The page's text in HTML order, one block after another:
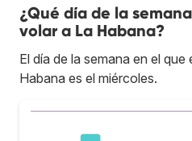
¿Qué día de la
volar a La Habana?
El día de la semana en el
Habana es el miércoles.